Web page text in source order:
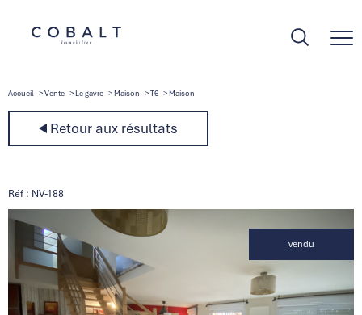
Accueil Vente Le gavre Maison T6 Maison
Retour aux résultats
Réf : NV-188
vendu